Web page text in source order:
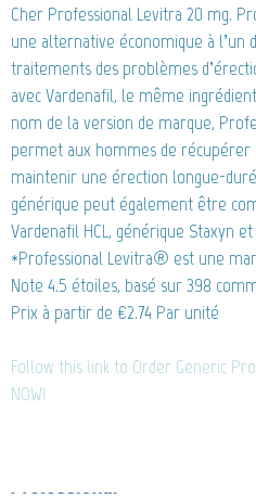
Cher Professional Levitra 20 mg.
une alternative économique à l’un
traitements des problèmes
avec Vardenafil, le même
nom de la version de marque,
permet aux hommes de récupérer
maintenir une érection longue-
générique peut également être
Vardenafil HCL, générique Staxyn et
*Professional Levitra® est une
Note 4.5 étoiles, basé sur398
Prix à partir de €2.74 Par unité
Follow this link to Order Generic
NOW!